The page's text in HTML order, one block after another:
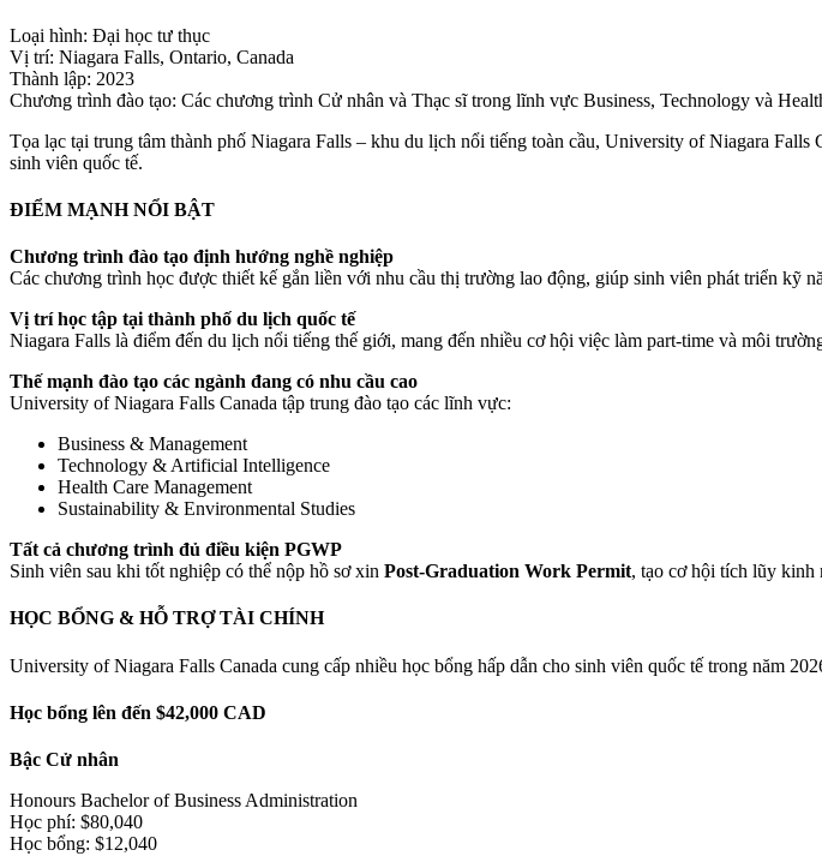
Loại hình: Đại học tư thục
Vị trí: Niagara Falls, Ontario, Canada
Thành lập: 2023
Chương trình đào tạo: Các chương trình Cử nhân và Thạc sĩ trong lĩnh vực Business, Technology và
Tọa lạc tại trung tâm thành phố Niagara Falls – khu du lịch nổi tiếng toàn cầu, University of Niagara
sinh viên quốc tế.
ĐIỂM MẠNH NỔI BẬT
Chương trình đào tạo định hướng nghề nghiệp
Các chương trình học được thiết kế gắn liền với nhu cầu thị trường lao động, giúp sinh viên phát triển kỹ
Vị trí học tập tại thành phố du lịch quốc tế
Niagara Falls là điểm đến du lịch nổi tiếng thế giới, mang đến nhiều cơ hội việc làm part-time và môi
Thế mạnh đào tạo các ngành đang có nhu cầu cao
University of Niagara Falls Canada tập trung đào tạo các lĩnh vực:
Business & Management
Technology & Artificial Intelligence
Health Care Management
Sustainability & Environmental Studies
Tất cả chương trình đủ điều kiện PGWP
Sinh viên sau khi tốt nghiệp có thể nộp hồ sơ xin Post-Graduation Work Permit, tạo cơ hội tích lũy kinh
HỌC BỔNG & HỖ TRỢ TÀI CHÍNH
University of Niagara Falls Canada cung cấp nhiều học bổng hấp dẫn cho sinh viên quốc tế trong năm
Học bổng lên đến $42,000 CAD
Bậc Cử nhân
Honours Bachelor of Business Administration
Học phí: $80,040
Học bổng: $12,040